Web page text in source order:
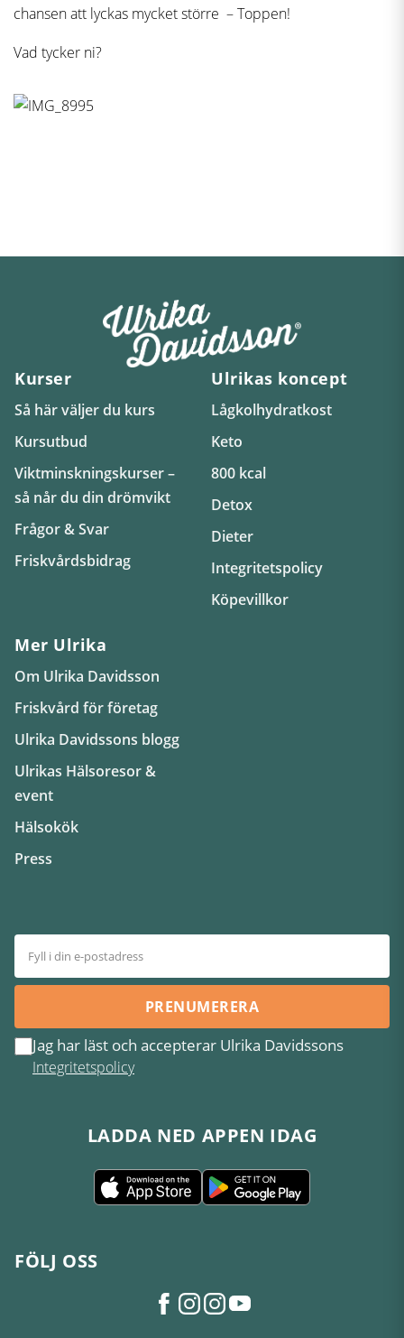
chansen att lyckas mycket större – Toppen!
Vad tycker ni?
Kurser
Så här väljer du kurs
Kursutbud
Viktminskningskurser –
så når du din drömvikt
Frågor & Svar
Friskvårdsbidrag
Ulrikas koncept
Lågkolhydratkost
Keto
800 kcal
Detox
Dieter
Integritetspolicy
Köpevillkor
Mer Ulrika
Om Ulrika Davidsson
Friskvård för företag
Ulrika Davidssons blogg
Ulrikas Hälsoresor &
event
Hälsokök
Press
PRENUMERERA
Jag har läst och accepterar Ulrika Davidssons
Integritetspolicy
LADDA NED APPEN IDAG
FÖLJ OSS